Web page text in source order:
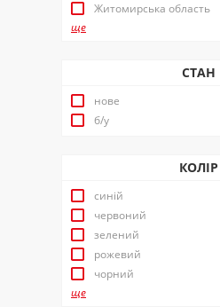
Житомирська область
ще
СТАН
нове
б/у
КОЛІР
синій
червоний
зелений
рожевий
чорний
ще